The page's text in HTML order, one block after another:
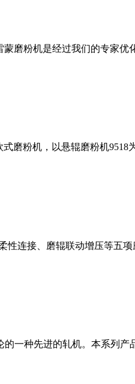
磨粉机是经过我们的专家优
磨粉机，以悬辊磨粉机9518
性连接、磨辊联动增压等五
一种先进的轧机。本系列产